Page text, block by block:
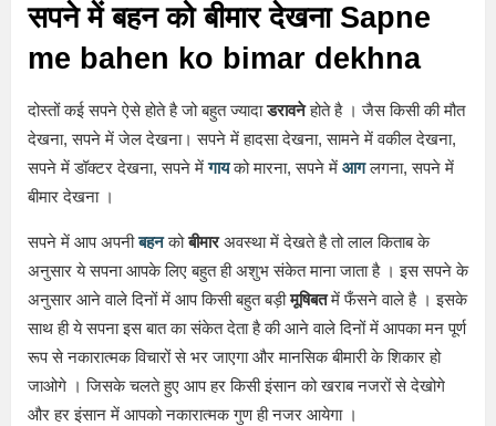
सपने में बहन को बीमार देखना Sapne
me bahen ko bimar dekhna
दोस्तों कई सपने ऐसे होते है जो बहुत ज्यादाडरावनेहोते है । जैस किसी की मौत
देखना, सपने में जेल देखना। सपने में हादसा देखना, सामने में वकील देखना,
सपने में डॉक्टर देखना, सपने मेंगायको मारना, सपने में आगलगना, सपने में
बीमार देखना ।
सपने में आप अपनीबहनकोबीमारअवस्था में देखते है तो लाल किताब के
अनुसार ये सपना आपके लिए बहुत ही अशुभ संकेत माना जाता है । इस सपने के
अनुसार आने वाले दिनों में आप किसी बहुत बड़ीमूषिबतमें फँसने वाले है । इसके
साथ ही ये सपना इस बात का संकेत देता है की आने वाले दिनों में आपका मन पूर्ण
रूप से नकारात्मक विचारों से भर जाएगा और मानसिक बीमारी के शिकार हो
जाओगे । जिसके चलते हुए आप हर किसी इंसान को खराब नजरों से देखोगे
और हर इंसान में आपको नकारात्मक गुण ही नजर आयेगा ।